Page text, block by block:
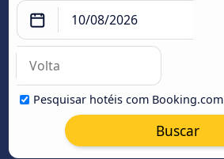
Pesquisar hotéis com Booking.com
Buscar